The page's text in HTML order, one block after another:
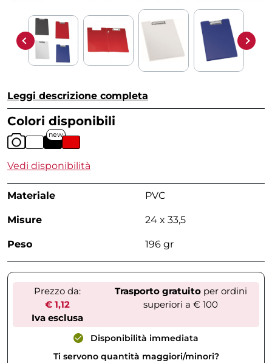
Leggi descrizione completa
Colori disponibili
new
Vedi disponibilità
Materiale PVC
Misure 24 x 33,5
Peso 196 gr
Prezzo da:
€ 1,12
Iva esclusa
Trasporto gratuitoper ordini
superiori a € 100
Disponibilità immediata
Ti servono quantità maggiori/minori?